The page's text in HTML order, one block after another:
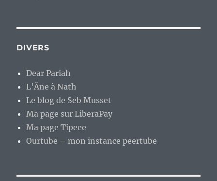
DIVERS
Dear Pariah
L'Âne à Nath
Le blog de Seb Musset
Ma page sur LiberaPay
Ma page Tipeee
Ourtube – mon instance peertube